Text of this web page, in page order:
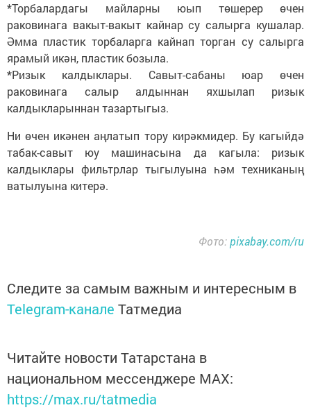
*Торбалардагы майларны юып төшерер өчен
раковинага вакыт-вакыт кайнар су салырга кушалар.
Әмма пластик торбаларга кайнап торган су салырга
ярамый икән, пластик бозыла.
*Ризык калдыклары. Савыт-сабаны юар өчен
раковинага салыр алдыннан яхшылап ризык
калдыкларыннан тазартыгыз.
Ни өчен икәнен аңлатып тору кирәкмидер. Бу кагыйдә
табак-савыт юу машинасына да кагыла: ризык
калдыклары фильтрлар тыгылуына һәм техниканың
ватылуына китерә.
Фото:pixabay.com/ru
Следите за самым важным и интересным в
Telegram-канале Татмедиа
Читайте новости Татарстана в
национальном мессенджере MАХ:
https://max.ru/tatmedia